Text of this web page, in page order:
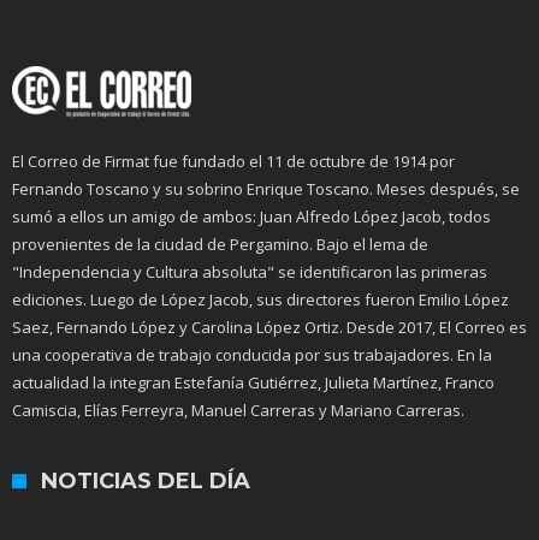
El Correo de Firmat fue fundado el 11 de octubre de 1914 por
Fernando Toscano y su sobrino Enrique Toscano. Meses después, se
sumó a ellos un amigo de ambos: Juan Alfredo López Jacob, todos
provenientes de la ciudad de Pergamino. Bajo el lema de
"Independencia y Cultura absoluta" se identificaron las primeras
ediciones. Luego de López Jacob, sus directores fueron Emilio López
Saez, Fernando López y Carolina López Ortiz. Desde 2017, El Correo es
una cooperativa de trabajo conducida por sus trabajadores. En la
actualidad la integran Estefanía Gutiérrez, Julieta Martínez, Franco
Camiscia, Elías Ferreyra, Manuel Carreras y Mariano Carreras.
NOTICIAS DEL DÍA